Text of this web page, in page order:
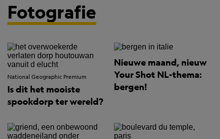
Fotografie
National Geographic Premium
Is dit het mooiste
spookdorp ter wereld?
Nieuwe maand, nieuw
Your Shot NL-thema:
bergen!